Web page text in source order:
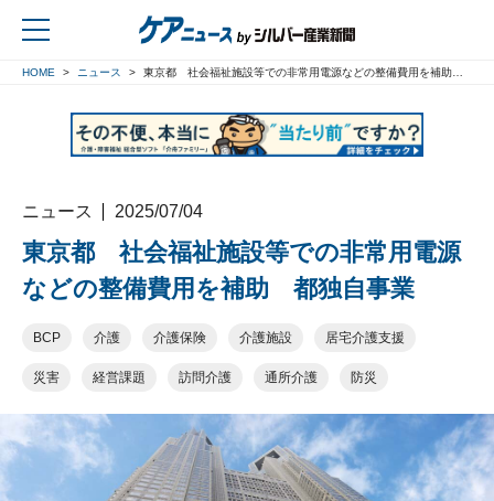
HOME ニュース 東京都 社会福祉施設等での非常用電源などの整備費用を補助 都独自事業
ニュース 2025/07/04
東京都 社会福祉施設等での非常用電源
などの整備費用を補助 都独自事業
BCP 介護 介護保険 介護施設 居宅介護支援
災害 経営課題 訪問介護 通所介護 防災